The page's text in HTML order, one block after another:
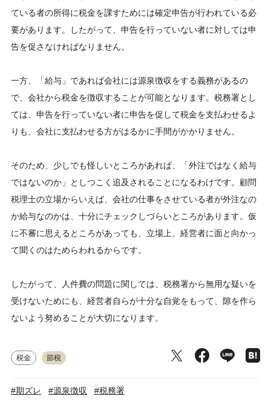
ている者の所得に税金を課すためには確定申告が行われている必
要があります。したがって、申告を行っていない者に対しては申
告を促さなければなりません。
一方、「給与」であれば会社には源泉徴収をする義務があるの
で、会社から税金を徴収することが可能となります。税務署とし
ては、申告を行っていない者に申告を促して税金を支払わせるよ
りも、会社に支払わせる方がはるかに手間がかかりません。
そのため、少しでも怪しいところがあれば、「外注ではなく給与
ではないのか」としつこく追及されることになるわけです。顧問
税理士の立場からいえば、会社の仕事をさせている者が外注なの
か給与なのかは、十分にチェックしづらいところがあります。仮
に不審に思えるところがあっても、立場上、経営者に面と向かっ
て聞くのはためらわれるからです。
したがって、人件費の問題に関しては、税務署から無用な疑いを
受けないためにも、経営者自らが十分な自覚をもって、隙を作ら
ないよう努めることが大切になります。
税金 節税
#期ズレ #源泉徴収 #税務署